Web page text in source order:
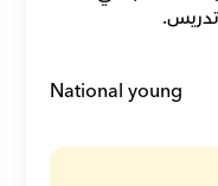
National young